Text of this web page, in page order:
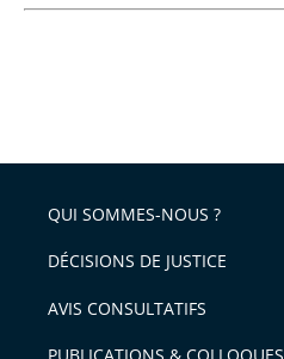
QUI SOMMES-NOUS ?
DÉCISIONS DE JUSTICE
AVIS CONSULTATIFS